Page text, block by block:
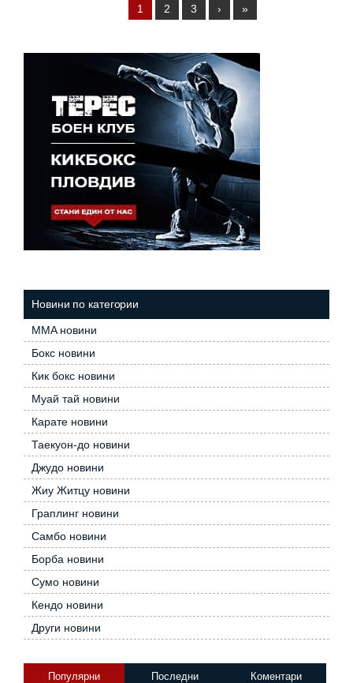
1 2 3 › »
Новини по категории
MMA новини
Бокс новини
Кик бокс новини
Муай тай новини
Карате новини
Таекуон-до новини
Джудо новини
Жиу Житцу новини
Граплинг новини
Самбо новини
Борба новини
Сумо новини
Кендо новини
Други новини
Популярни Последни Коментари